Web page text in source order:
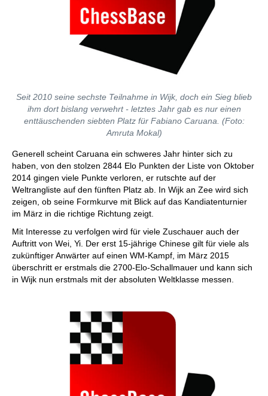
Seit 2010 seine sechste Teilnahme in Wijk, doch ein Sieg blieb
ihm dort bislang verwehrt - letztes Jahr gab es nur einen
enttäuschenden siebten Platz für Fabiano Caruana. (Foto:
Amruta Mokal)
Generell scheint Caruana ein schweres Jahr hinter sich zu
haben, von den stolzen 2844 Elo Punkten der Liste von Oktober
2014 gingen viele Punkte verloren, er rutschte auf der
Weltrangliste auf den fünften Platz ab. In Wijk an Zee wird sich
zeigen, ob seine Formkurve mit Blick auf das Kandiatenturnier
im März in die richtige Richtung zeigt.
Mit Interesse zu verfolgen wird für viele Zuschauer auch der
Auftritt von Wei, Yi. Der erst 15-jährige Chinese gilt für viele als
zukünftiger Anwärter auf einen WM-Kampf, im März 2015
überschritt er erstmals die 2700-Elo-Schallmauer und kann sich
in Wijk nun erstmals mit der absoluten Weltklasse messen.